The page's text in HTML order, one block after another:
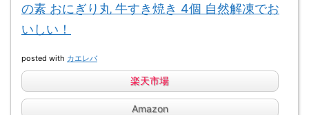
の素 おにぎり丸 牛すき焼き 4個 自然解凍でお
いしい！
posted with カエレバ
楽天市場
Amazon